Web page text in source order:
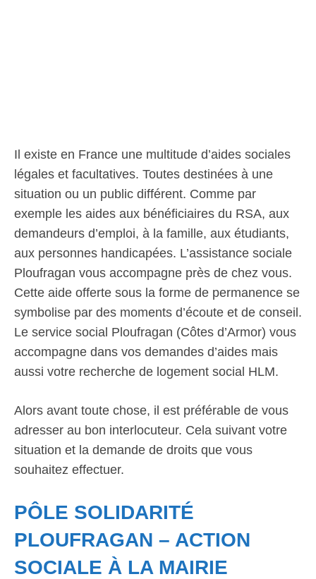
Il existe en France une multitude d’aides sociales
légales et facultatives. Toutes destinées à une
situation ou un public différent. Comme par
exemple les aides aux bénéficiaires du RSA, aux
demandeurs d’emploi, à la famille, aux étudiants,
aux personnes handicapées. L’assistance sociale
Ploufragan vous accompagne près de chez vous.
Cette aide offerte sous la forme de permanence se
symbolise par des moments d’écoute et de conseil.
Le service social Ploufragan (Côtes d’Armor) vous
accompagne dans vos demandes d’aides mais
aussi votre recherche de logement social HLM.
Alors avant toute chose, il est préférable de vous
adresser au bon interlocuteur. Cela suivant votre
situation et la demande de droits que vous
souhaitez effectuer.
PÔLE SOLIDARITÉ
PLOUFRAGAN – ACTION
SOCIALE À LA MAIRIE